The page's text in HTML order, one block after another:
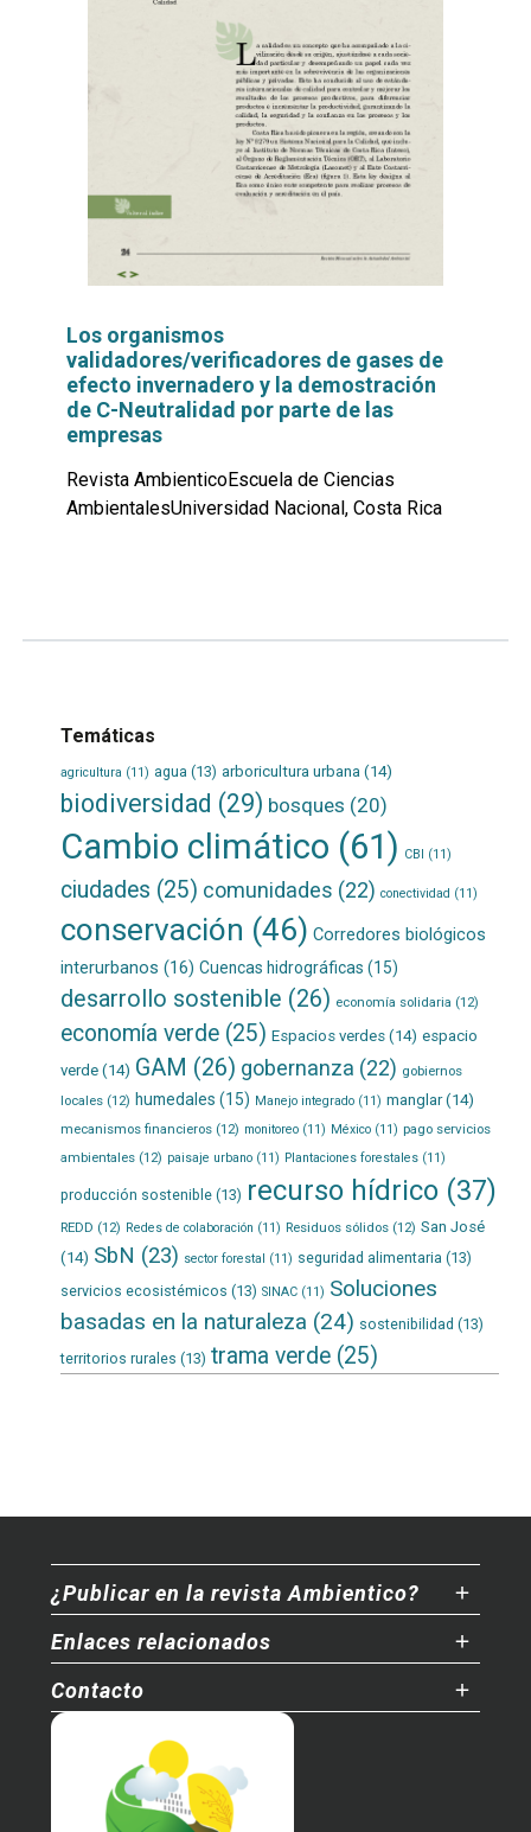
Los organismos
validadores/verificadores de gases de
efecto invernadero y la demostración
de C-Neutralidad por parte de las
empresas
Revista AmbienticoEscuela de Ciencias
AmbientalesUniversidad Nacional, Costa Rica
Temáticas
agricultura (11) agua (13) arboricultura urbana(14)
biodiversidad (29) bosques (20)
Cambio climático (61) CBI (11)
ciudades (25) comunidades (22) conectividad (11)
conservación (46) Corredores biológicos
interurbanos (16) Cuencas hidrográficas (15)
desarrollo sostenible (26) economía solidaria (12)
economía verde(25) Espacios verdes(14) espacio
verde(14) GAM (26) gobernanza (22) gobiernos
locales(12) humedales (15) Manejo integrado(11) manglar(14)
mecanismos financieros(12) monitoreo(11) México(11) pago servicios
ambientales(12) paisaje urbano(11) Plantaciones forestales(11)
producción sostenible(13) recurso hídrico(37)
REDD (12) Redes de colaboración (11) Residuos sólidos(12) San José
(14) SbN (23) sector forestal (11) seguridad alimentaria (13)
servicios ecosistémicos (13) SINAC(11) Soluciones
basadas en la naturaleza (24) sostenibilidad (13)
territorios rurales (13) trama verde(25)
¿Publicar en la revista Ambientico?
Enlaces relacionados
Contacto